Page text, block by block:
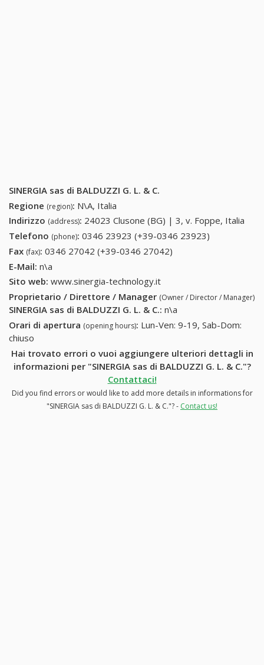
SINERGIA sas di BALDUZZI G. L. & C.
Regione (region): N\A, Italia
Indirizzo (address): 24023 Clusone (BG) | 3, v. Foppe, Italia
Telefono (phone): 0346 23923 (+39-0346 23923)
Fax (fax): 0346 27042 (+39-0346 27042)
E-Mail: n\a
Sito web: www.sinergia-technology.it
Proprietario / Direttore / Manager (Owner / Director / Manager)
SINERGIA sas di BALDUZZI G. L. & C.: n\a
Orari di apertura (opening hours): Lun-Ven: 9-19, Sab-Dom:
chiuso
Hai trovato errori o vuoi aggiungere ulteriori dettagli in
informazioni per "SINERGIA sas di BALDUZZI G. L. & C."?
Contattaci!
Did you find errors or would like to add more details in informations for
"SINERGIA sas di BALDUZZI G. L. & C."? - Contact us!